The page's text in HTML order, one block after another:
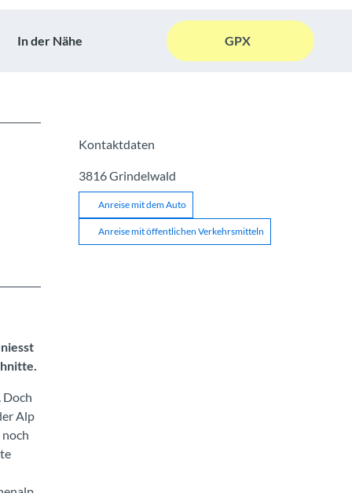
In der Nähe GPX
Doch
Alp
Kontaktdaten
3816Grindelwald
Anreise mit dem Auto
Anreise mit öffentlichen Verkehrsmitteln